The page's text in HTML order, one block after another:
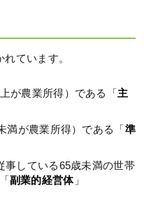
ています。
が農業所得）である「 主
満が農業所得）である「 準
事している65歳未満の世帯
副業的経営体」